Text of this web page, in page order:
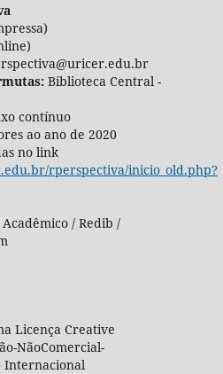
Biblioteca Central -
contínuo
ao ano de 2020
no link
rperspectiva/inicio_old.php?
Acadêmico / Redib /
Licença Creative
NãoComercial-
Internacional